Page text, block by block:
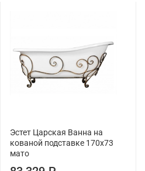
Эстет Царская Ванна на
кованой подставке 170x73
мато